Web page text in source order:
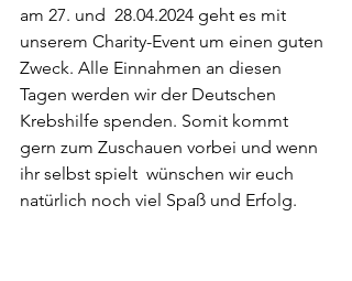
am 27. und  28.04.2024 geht es mit
unserem Charity-Event um einen guten
Zweck. Alle Einnahmen an diesen
Tagen werden wir der Deutschen
Krebshilfe spenden. Somit kommt
gern zum Zuschauen vorbei und wenn
ihr selbst spielt  wünschen wir euch
natürlich noch viel Spaß und Erfolg.